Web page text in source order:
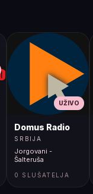
UŽIVO
Domus Radio
SRBIJA
Jorgovani -
Šalteruša
0 SLUŠATELJA